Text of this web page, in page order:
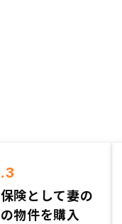
険として妻の
物件を購入